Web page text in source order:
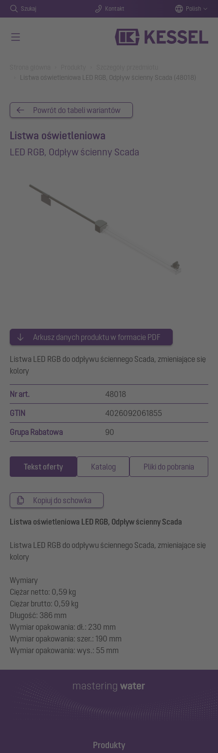
Szukaj Kontakt Polish
Listwa oświetleniowa LED RGB, Odpływ ścienny Scada (48018)
Powrót do tabeli wariantów
Listwa oświetleniowa
LED RGB, Odpływ ścienny Scada
Arkusz danych produktu w formacie PDF
Listwa LED RGB do odpływu ściennego Scada, zmieniające się
kolory
Nr art. 48018
GTIN 4026092061855
Grupa Rabatowa 90
Tekst oferty Katalog Pliki do pobrania
Kopiuj do schowka
Listwa oświetleniowa LED RGB, Odpływ ścienny Scada
Listwa LED RGB do odpływu ściennego Scada, zmieniające się
kolory
Wymiary
Ciężar netto: 0,59 kg
Ciężar brutto: 0,59 kg
Długość: 386 mm
Wymiar opakowania: dł.: 230 mm
Wymiar opakowania: szer.: 190 mm
Produkty